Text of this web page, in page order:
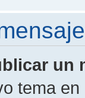
un
tema